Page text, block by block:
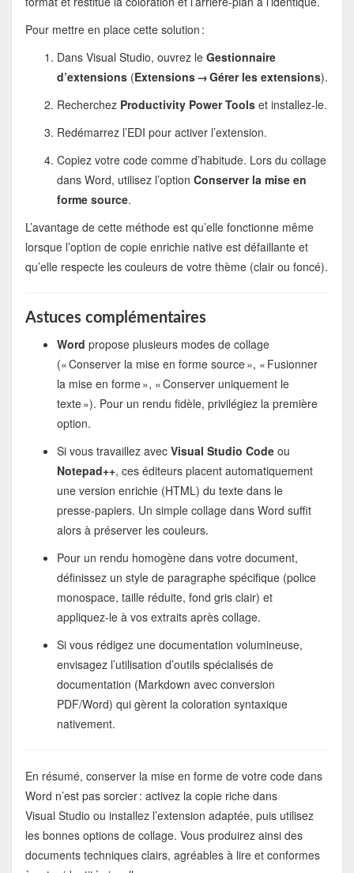
Pour mettre en place cette solution :
Dans Visual Studio, ouvrez le Gestionnaire
d’extensions(Extensions → Gérer les extensions).
Recherchez Productivity Power Toolset installez‑le.
Redémarrez l’EDI pour activer l’extension.
Copiez votre code comme d’habitude. Lors du collage
dans Word, utilisez l’option Conserver la mise en
forme source.
L’avantage de cette méthode est qu’elle fonctionne même
lorsque l’option de copie enrichie native est défaillante et
qu’elle respecte les couleurs de votre thème (clair ou foncé).
Astuces complémentaires
Word propose plusieurs modes de collage
(« Conserver la mise en forme source », « Fusionner
la mise en forme », « Conserver uniquement le
texte »). Pour un rendu fidèle, privilégiez la première
option.
Si vous travaillez avec Visual Studio Codeou
Notepad++, ces éditeurs placent automatiquement
une version enrichie (HTML) du texte dans le
presse‑papiers. Un simple collage dans Word suffit
alors à préserver les couleurs.
Pour un rendu homogène dans votre document,
définissez un style de paragraphe spécifique (police
monospace, taille réduite, fond gris clair) et
appliquez‑le à vos extraits après collage.
Si vous rédigez une documentation volumineuse,
envisagez l’utilisation d’outils spécialisés de
documentation (Markdown avec conversion
PDF/Word) qui gèrent la coloration syntaxique
nativement.
En résumé, conserver la mise en forme de votre code dans
Word n’est pas sorcier : activez la copie riche dans
Visual Studio ou installez l’extension adaptée, puis utilisez
les bonnes options de collage. Vous produirez ainsi des
documents techniques clairs, agréables à lire et conformes